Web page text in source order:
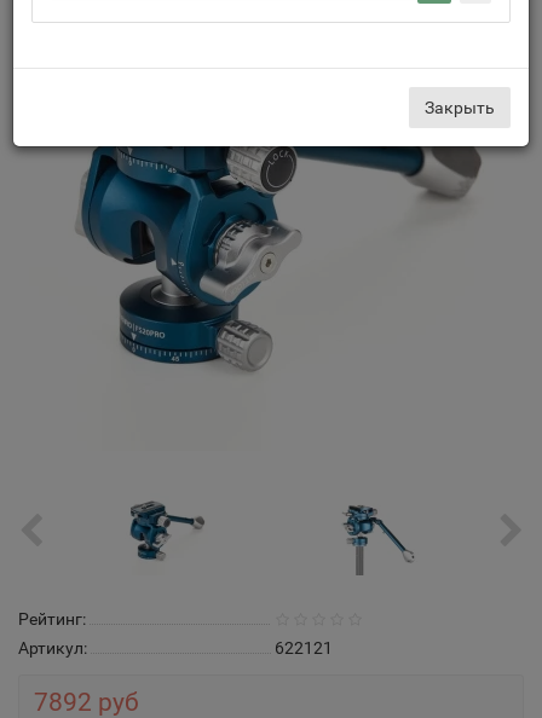
Рейтинг:
Артикул:
622121
7892 руб
Закрыть